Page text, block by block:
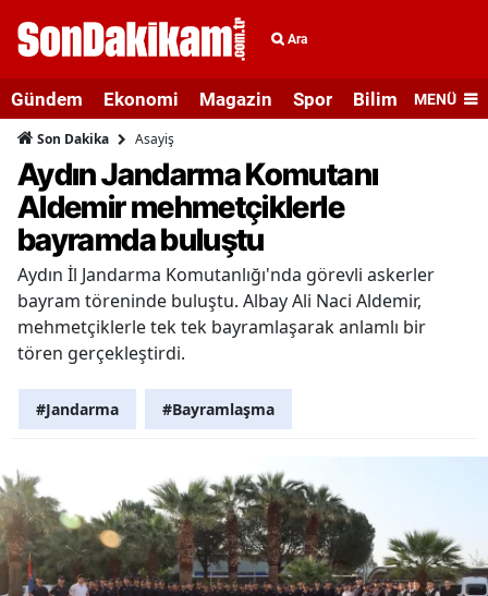
Ara
Gündem Ekonomi Magazin Spor Bilim veMENÜ
Son Dakika Asayiş
Aydın Jandarma Komutanı
Aldemir mehmetçiklerle
bayramda buluştu
Aydın İl Jandarma Komutanlığı'nda görevli askerler
bayram töreninde buluştu. Albay Ali Naci Aldemir,
mehmetçiklerle tek tek bayramlaşarak anlamlı bir
tören gerçekleştirdi.
#Jandarma #Bayramlaşma